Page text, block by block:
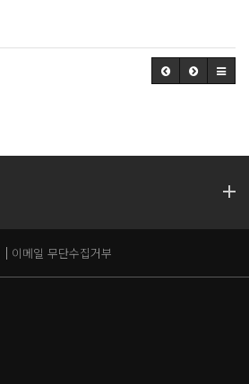
이메일 무단수집거부